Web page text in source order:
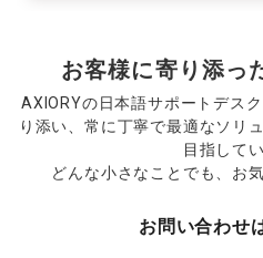
お客様に寄り添っ
AXIORYの日本語サポートデス
り添い、常に丁寧で最適なソリ
目指して
どんな小さなことでも、お
お問い合わせ